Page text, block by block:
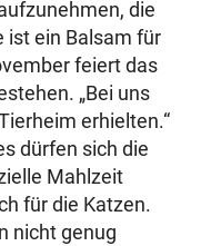
die
ist ein Balsam für
feiert das
„Bei uns
erhielten.“
dürfen sich die
Mahlzeit
für die Katzen.
nicht genug